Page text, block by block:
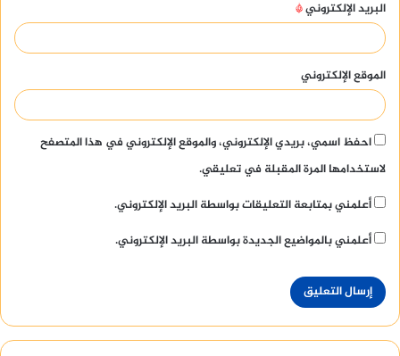
البريد الإلكتروني*
الموقع الإلكتروني
احفظ اسمي، بريدي الإلكتروني، والموقع الإلكتروني في هذا المتصفح
لاستخدامها المرة المقبلة في تعليقي.
أعلمني بمتابعة التعليقات بواسطة البريد الإلكتروني.
أعلمني بالمواضيع الجديدة بواسطة البريد الإلكتروني.